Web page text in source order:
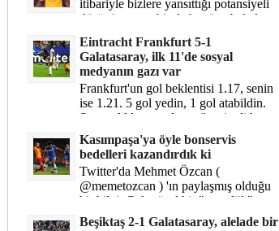
itibariyle bizlere yansıttığı potansiyeli
düşünüyorum, bir de bugüne bakalım.
Eintracht Frankfurt 5-1
Galatasaray, ilk 11'de sosyal
medyanın gazı var
Frankfurt'un gol beklentisi 1.17, senin
ise 1.21. 5 gol yedin, 1 gol atabildin.
Şanssızlıkla mı anlatacağız şimdi bu
durumu? Rakibin 5 ş...
Kasımpaşa'ya öyle bonservis
bedelleri kazandırdık ki
Twitter'da Mehmet Özcan (
@memetozcan ) 'ın paylaşmış olduğu
bir bilgi. Çok güzel bir "nostaljik" pas
diyelim. Kasımpaşa...
Beşiktaş 2-1 Galatasaray, alelade bir